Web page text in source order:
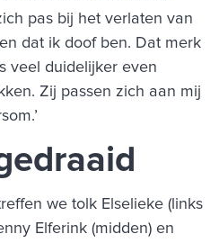
pas bij het verlaten van
dat ik doof ben. Dat merk
veel duidelijker even
Zij passen zich aan mij
we tolk Elselieke (links
Elferink (midden) en